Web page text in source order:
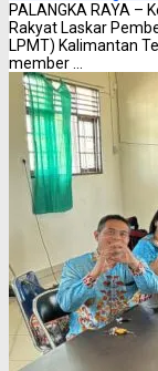
PALANGKA RAYA –
Rakyat Laskar
LPMT) Kalimantan
member ...